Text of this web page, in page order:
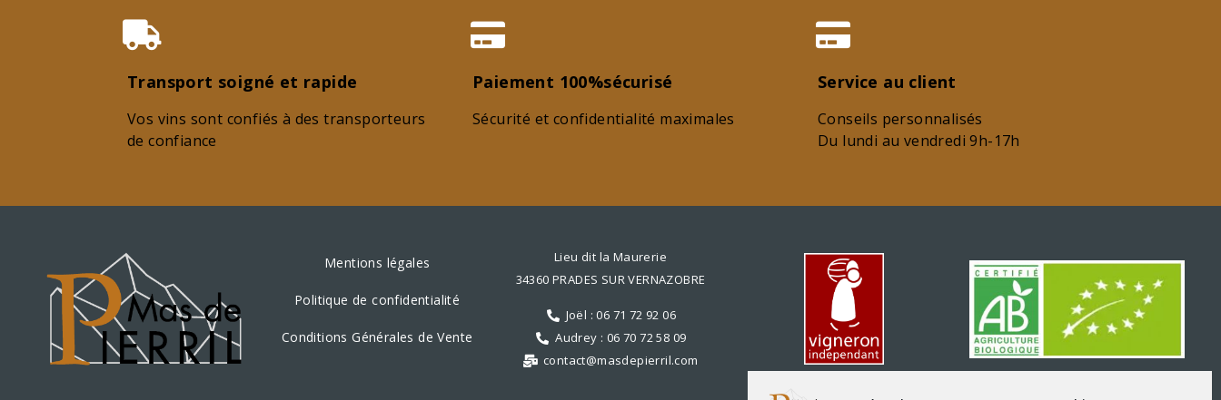
Transport soigné et rapide
Vos vins sont confiés à des transporteurs
de confiance
Paiement 100%sécurisé
Sécurité et confidentialité maximales
Service au client
Conseils personnalisés
Du lundi au vendredi 9h-17h
Mentions légales
Politique de confidentialité
Conditions Générales de Vente
Lieu dit la Maurerie
34360 PRADES SUR VERNAZOBRE
Joël : 06 71 72 92 06
Audrey : 06 70 72 58 09
contact@masdepierril.com